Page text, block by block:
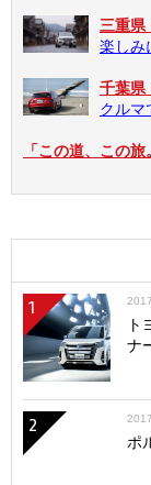
三重県
楽しみ
千葉県
クルマ
「この道、この
1
ト
ナ
2
ポ